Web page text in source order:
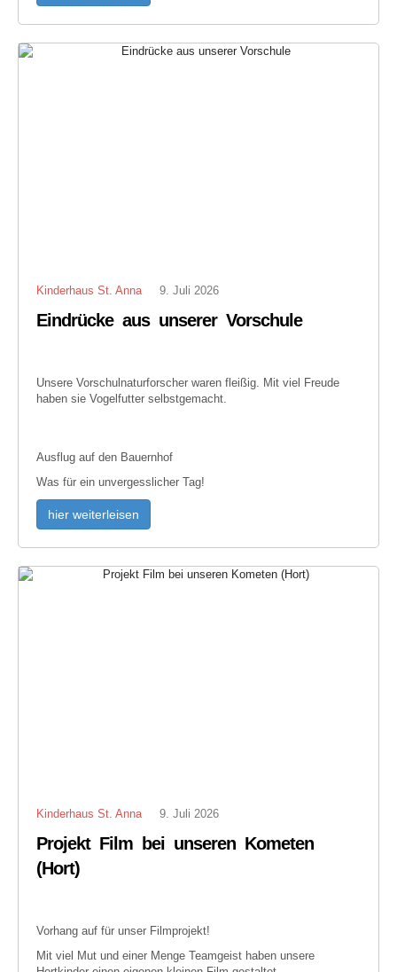
Kinderhaus St. Anna 9. Juli 2026
Eindrücke aus unserer Vorschule
Unsere Vorschulnaturforscher waren fleißig. Mit viel Freude
haben sie Vogelfutter selbstgemacht.
Ausflug auf den Bauernhof
Was für ein unvergesslicher Tag!
hier weiterleisen
Kinderhaus St. Anna 9. Juli 2026
Projekt Film bei unseren Kometen
(Hort)
Vorhang auf für unser Filmprojekt!
Mit viel Mut und einer Menge Teamgeist haben unsere